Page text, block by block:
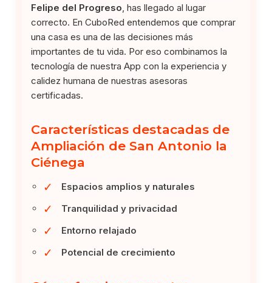
Felipe del Progreso , has llegado al lugar
correcto. En CuboRed entendemos que comprar
una casa es una de las decisiones más
importantes de tu vida. Por eso combinamos la
tecnología de nuestra App con la experiencia y
calidez humana de nuestras asesoras
certificadas.
Características destacadas de
Ampliación de San Antonio la
Ciénega
✓ Espacios amplios y naturales
✓ Tranquilidad y privacidad
✓ Entorno relajado
✓ Potencial de crecimiento